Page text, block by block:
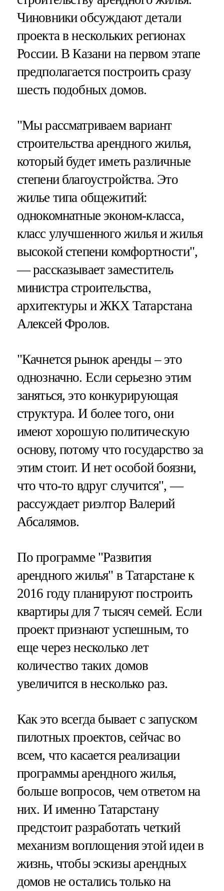
Чиновники обсуждают детали
проекта в нескольких регионах
России. В Казани на первом этапе
предполагается построить сразу
шесть подобных домов.
"Мы рассматриваем вариант
строительства арендного жилья,
который будет иметь различные
степени благоустройства. Это
жилье типа общежитий:
однокомнатные эконом-класса,
класс улучшенного жилья и жилья
высокой степени комфортности",
— рассказывает заместитель
министра строительства,
архитектуры и ЖКХ Татарстана
Алексей Фролов.
"Качнется рынок аренды – это
однозначно. Если серьезно этим
заняться, это конкурирующая
структура. И более того, они
имеют хорошую политическую
основу, потому что государство за
этим стоит. И нет особой боязни,
что что-то вдруг случится", —
рассуждает риэлтор Валерий
Абсалямов.
По программе "Развития
арендного жилья" в Татарстане к
2016 году планируют построить
квартиры для 7 тысяч семей. Если
проект признают успешным, то
еще через несколько лет
количество таких домов
увеличится в несколько раз.
Как это всегда бывает с запуском
пилотных проектов, сейчас во
всем, что касается реализации
программы арендного жилья,
больше вопросов, чем ответом на
них. И именно Татарстану
предстоит разработать четкий
механизм воплощения этой идеи в
жизнь, чтобы эскизы арендных
домов не остались только на